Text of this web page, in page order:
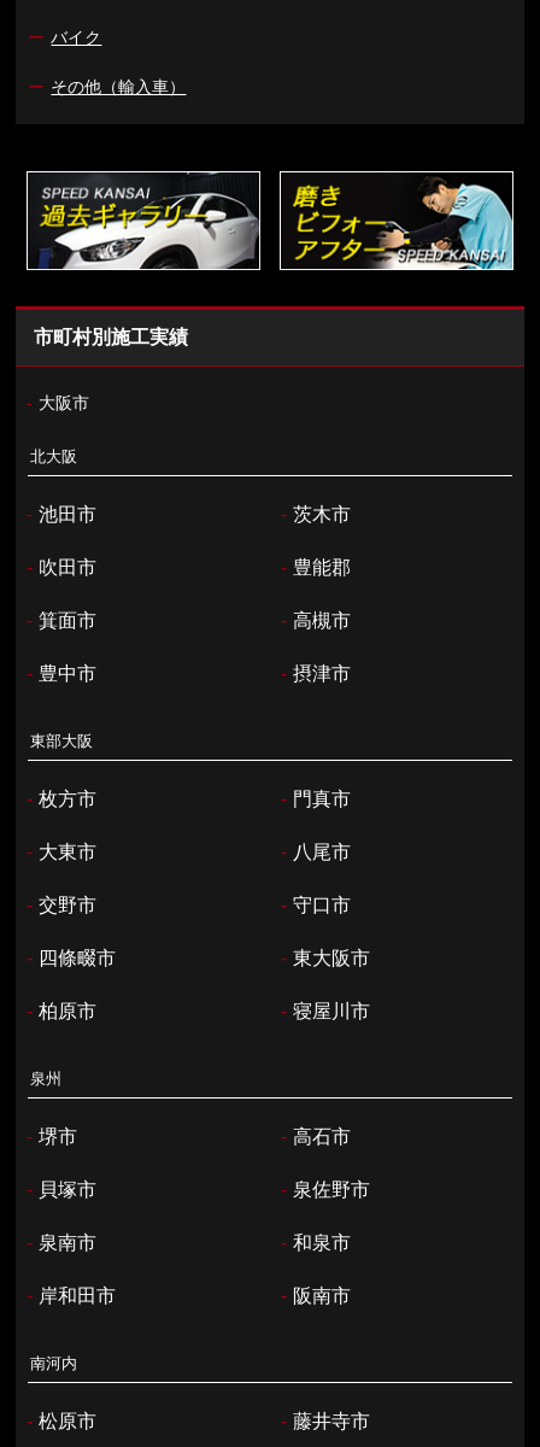
ー バイク
ー その他（輸入車）
市町村別施工実績
- 大阪市
北大阪
- 池田市 - 茨木市
- 吹田市 - 豊能郡
- 箕面市 - 高槻市
- 豊中市 - 摂津市
東部大阪
- 枚方市 - 門真市
- 大東市 - 八尾市
- 交野市 - 守口市
- 四條畷市 - 東大阪市
- 柏原市 - 寝屋川市
泉州
- 堺市 - 高石市
- 貝塚市 - 泉佐野市
- 泉南市 - 和泉市
- 岸和田市 - 阪南市
南河内
- 松原市 - 藤井寺市